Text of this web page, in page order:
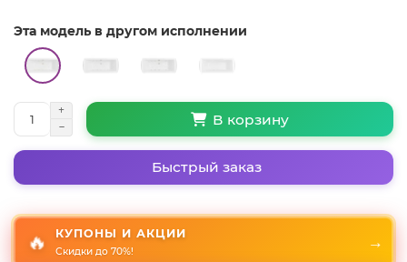
Эта модель в другом исполнении
В корзину
Быстрый заказ
🔥 КУПОНЫ И АКЦИИ
Скидки до 70%!
→